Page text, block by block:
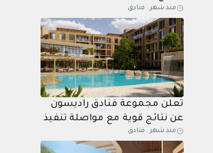
2026 وسط حضور مميز
منذ شهر . فنادق
تعلن مجموعة فنادق راديسون
عن نتائج قوية مع مواصلة تنفيذ
استراتيجية نموها في المملكة
العربية السعودية
منذ شهر . فنادق